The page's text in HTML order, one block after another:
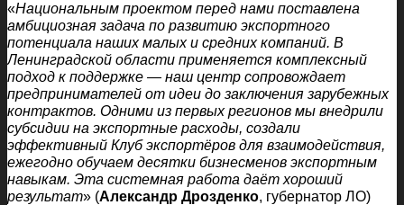
«Национальным проектом перед нами поставлена
амбициозная задача по развитию экспортного
потенциала наших малых и средних компаний. В
Ленинградской области применяется комплексный
подход к поддержке — наш центр сопровождает
предпринимателей от идеи до заключения зарубежных
контрактов. Одними из первых регионов мы внедрили
субсидии на экспортные расходы, создали
эффективный Клуб экспортёров для взаимодействия,
ежегодно обучаем десятки бизнесменов экспортным
навыкам. Эта системная работа даёт хороший
результат» (Александр Дрозденко, губернатор ЛО)